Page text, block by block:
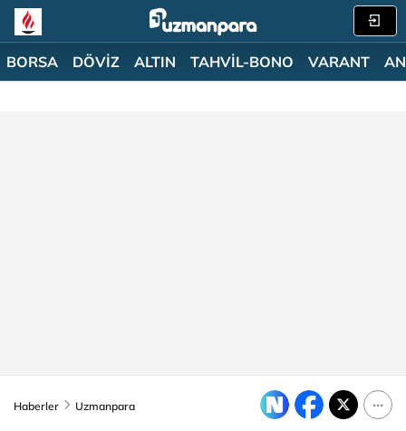
BORSA DÖVİZ ALTIN TAHVİL-BONO VARANT
Haberler Uzmanpara